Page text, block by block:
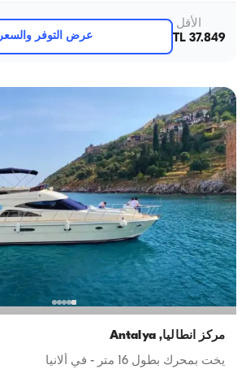
الأقل
37.849 TL
عرض التوفر والسعر
مركز أنطاليا, Antalya
يخت بمحرك بطول 16 متر - في ألانيا